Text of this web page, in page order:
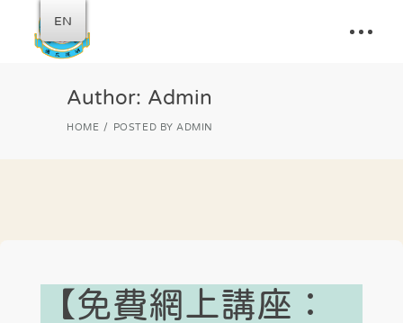
Author: Admin
HOME POSTED BY ADMIN
【免費網上講座：
EN